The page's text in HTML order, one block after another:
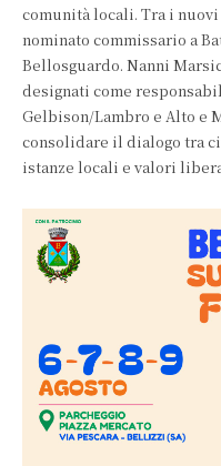
comunità locali. Tra i
nominato commissario a
Bellosguardo. Nanni
designati come
Gelbison/Lambro e Alto e
consolidare il dialogo tra
istanze locali e valori